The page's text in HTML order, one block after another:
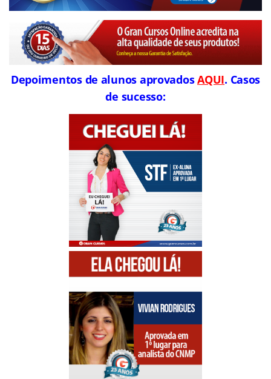
Depoimentos de alunos aprovadosAQUI. Casos
de sucesso: